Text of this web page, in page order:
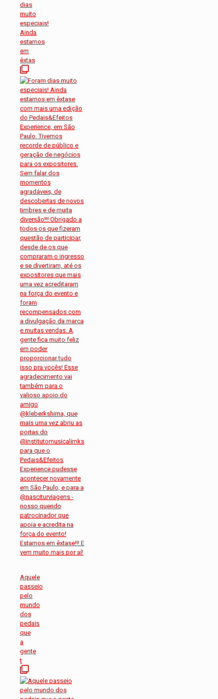
dias
muito
especiais!
Ainda
estamos
em
êxtas
Aquele
passeio
pelo
mundo
dos
pedais
que
a
gente
t